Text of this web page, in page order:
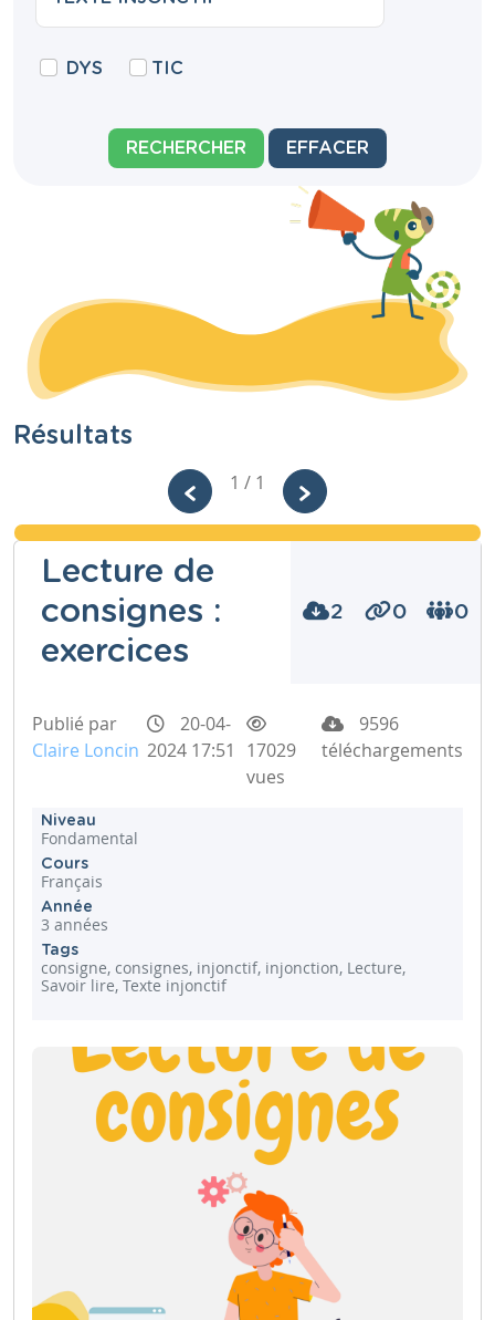
DYS TIC
RECHERCHER EFFACER
Résultats
1 / 1
Lecture de
consignes :
exercices
2 0 0
Publié par
Claire Loncin
20-04-
2024 17:51
17029
vues
9596
téléchargements
Niveau
Fondamental
Cours
Français
Année
3 années
Tags
consigne, consignes, injonctif, injonction, Lecture,
Savoir lire, Texte injonctif